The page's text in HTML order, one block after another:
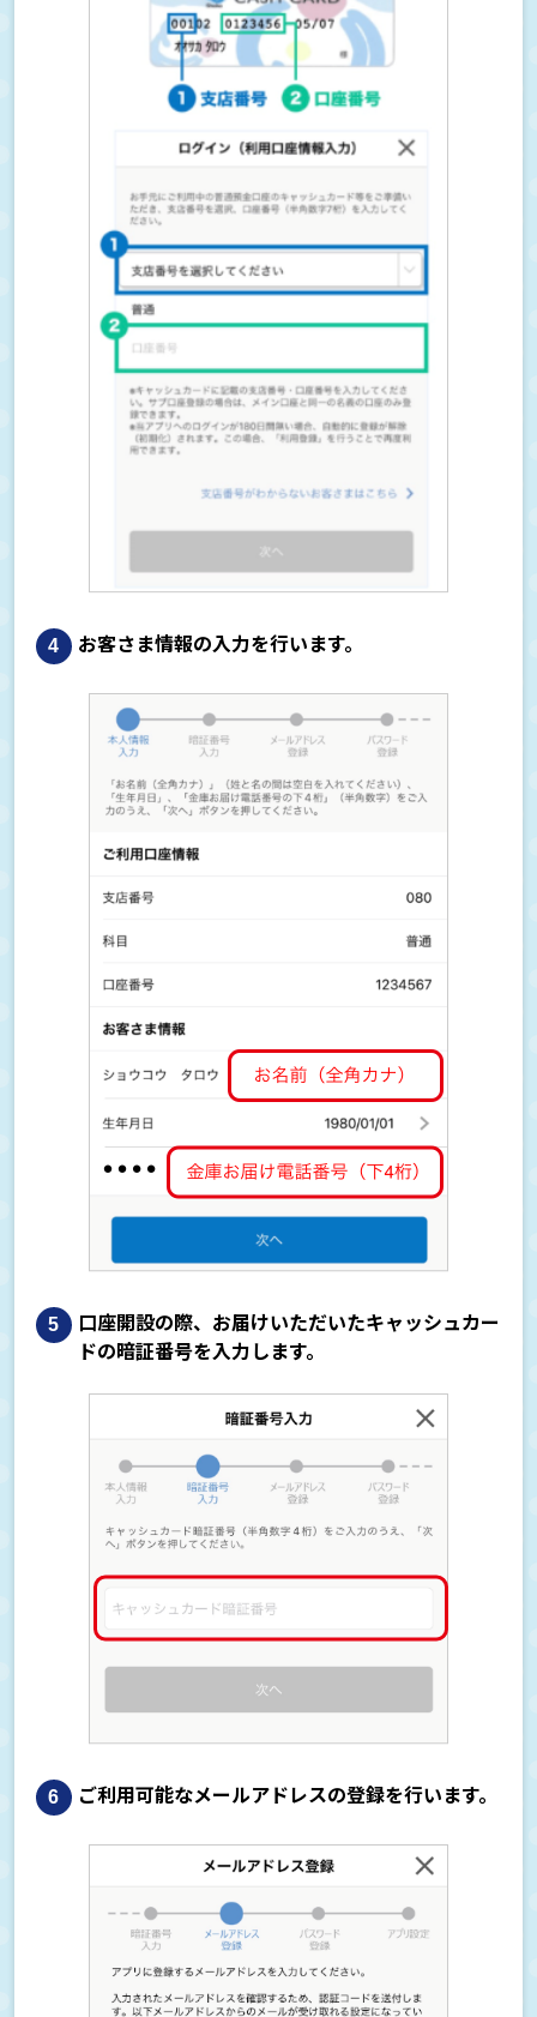
お客さま情報の入力を行います。
口座開設の際、お届けいただいたキャッシュカー
ドの暗証番号を入力します。
ご利用可能なメールアドレスの登録を行います。